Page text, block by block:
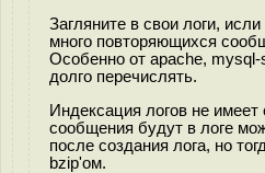
Загляните в свои логи,
много повторяющихся
Особенно от apache,
долго перечислять.
Индексация логов не имеет
сообщения будут в логе
после создания лога, но
bzip'ом.